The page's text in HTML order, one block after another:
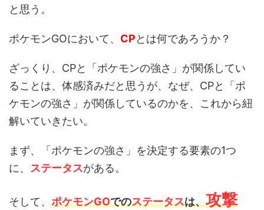
と思う。
ポケモンGOにおいて、 CPとは何であろうか？
ざっくり、CPと「ポケモンの強さ」が関係してい
ることは、体感済みだと思うが、なぜ、CPと「ポ
ケモンの強さ」が関係しているのかを、これから紐
解いていきたい。
まず、「ポケモンの強さ」を決定する要素の1つ
に、 ステータスがある。
そして、 ポケモンGOでのステータスは、攻撃